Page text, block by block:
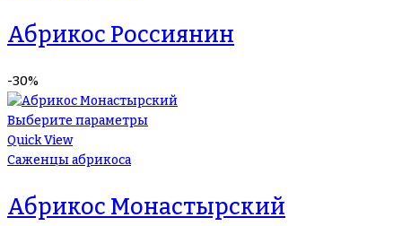
Абрикос Россиянин
-30%
Выберите параметры
Quick View
Саженцы абрикоса
Абрикос Монастырский